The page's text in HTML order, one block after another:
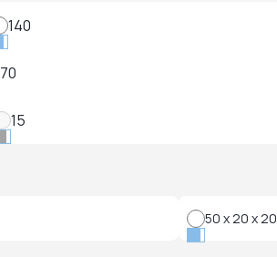
140
70
15
50 x 20 x 20